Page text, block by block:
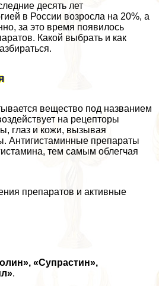
десять лет
в России возросла на 20%, а
за это время появилось
Какой выбрать и как
вещество под названием
на рецепторы
глаз и кожи, вызывая
Антигистаминные препараты
тем самым облегчая
препаратов и активные
«Супрастин»,
.